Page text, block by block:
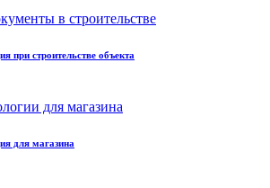
при строительстве объекта
для магазина